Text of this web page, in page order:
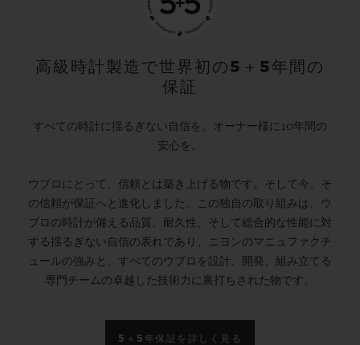
高級時計製造で世界初の5＋5年間の
保証
すべての時計に揺るぎない自信を。オーナー様に10年間の
安心を。
ウブロにとって、信頼とは築き上げる物です。そして今、そ
の信頼が保証へと進化しました。この独自の取り組みは、ウ
ブロの時計が備える品質、耐久性、そして総合的な性能に対
する揺るぎない自信の表れであり、ニヨンのマニュファクチ
ュールの強みと、すべてのウブロを設計、開発、組み立てる
専門チームの卓越した技術力に裏打ちされた物です。
5＋5年保証を詳しく見る